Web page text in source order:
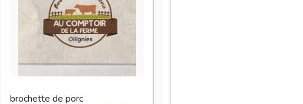
brochette de porc